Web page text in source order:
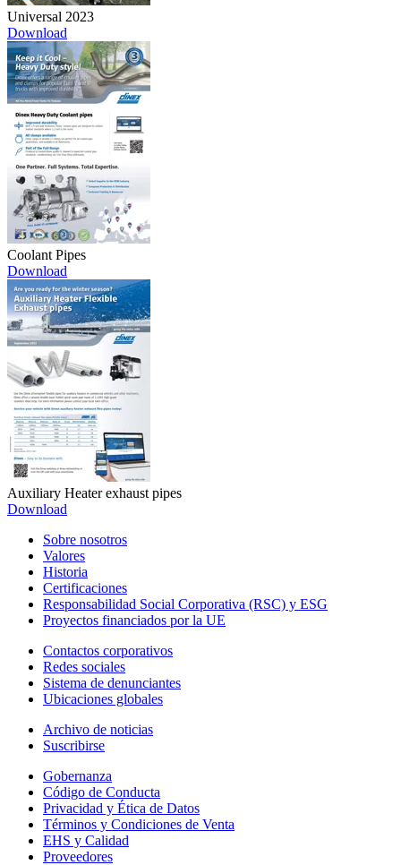
Universal 2023
Download
Coolant Pipes
Download
Auxiliary Heater exhaust pipes
Download
Sobre nosotros
Valores
Historia
Certificaciones
Responsabilidad Social Corporativa (RSC) y ESG
Proyectos financiados por la UE
Contactos corporativos
Redes sociales
Sistema de denunciantes
Ubicaciones globales
Archivo de noticias
Suscribirse
Gobernanza
Código de Conducta
Privacidad y Ética de Datos
Términos y Condiciones de Venta
EHS y Calidad
Proveedores